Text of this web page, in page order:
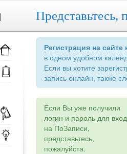
Представьтесь,
Регистрация на
в одном удобном
Если вы хотите
запись онлайн, также
Если Вы уже получили
логин и пароль для
на ПоЗаписи,
представьтесь,
пожалуйста.